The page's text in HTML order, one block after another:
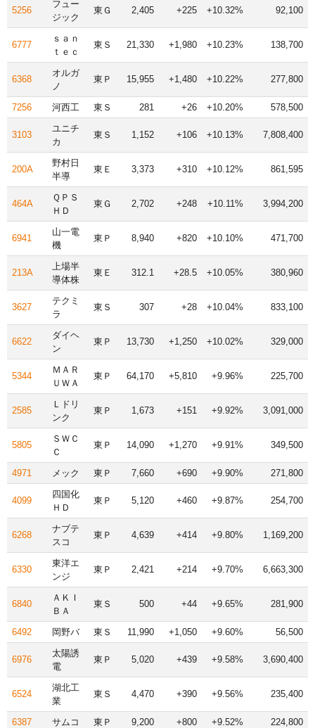
5256
フュー
ジック
東Ｇ 2,405 +225 +10.32% 92,100
6777
ｓａｎ
ｔｅｃ
東Ｓ 21,330 +1,980 +10.23% 138,700
6368
オルガ
ノ
東Ｐ 15,955 +1,480 +10.22% 277,800
7256 河西工 東Ｓ 281 +26 +10.20% 578,500
3103
ユニチ
カ
東Ｓ 1,152 +106 +10.13% 7,808,400
200A
野村日
半導
東Ｅ 3,373 +310 +10.12% 861,595
464A
ＱＰＳ
ＨＤ
東Ｇ 2,702 +248 +10.11% 3,994,200
6941
山一電
機
東Ｐ 8,940 +820 +10.10% 471,700
213A
上場半
導体株
東Ｅ 312.1 +28.5 +10.05% 380,960
3627
テクミ
ラ
東Ｓ 307 +28 +10.04% 833,100
6622
ダイヘ
ン
東Ｐ 13,730 +1,250 +10.02% 329,000
5344
ＭＡＲ
ＵＷＡ
東Ｐ 64,170 +5,810 +9.96% 225,700
2585
Ｌドリ
ンク
東Ｐ 1,673 +151 +9.92% 3,091,000
5805
ＳＷＣ
Ｃ
東Ｐ 14,090 +1,270 +9.91% 349,500
4971 メック 東Ｐ 7,660 +690 +9.90% 271,800
4099
四国化
ＨＤ
東Ｐ 5,120 +460 +9.87% 254,700
6268
ナブテ
スコ
東Ｐ 4,639 +414 +9.80% 1,169,200
6330
東洋エ
ンジ
東Ｐ 2,421 +214 +9.70% 6,663,300
6840
ＡＫＩ
ＢＡ
東Ｓ 500 +44 +9.65% 281,900
6492 岡野バ 東Ｓ 11,990 +1,050 +9.60% 56,500
6976
太陽誘
電
東Ｐ 5,020 +439 +9.58% 3,690,400
6524
湖北工
業
東Ｓ 4,470 +390 +9.56% 235,400
6387 サムコ 東Ｐ 9,200 +800 +9.52%
224,800